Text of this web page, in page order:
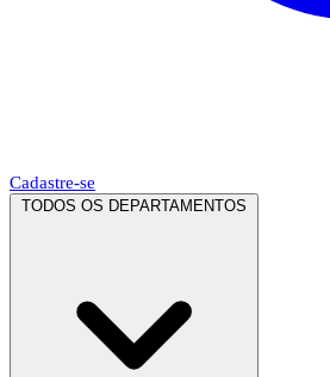
Cadastre-se
TODOS OS DEPARTAMENTOS